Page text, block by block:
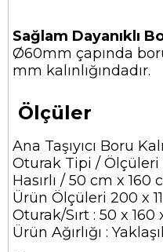
Sağlam Dayanıklı
Ø60mm çapında
mm kalınlığındadır.
Ölçüler
Ana Taşıyıcı Boru
Oturak Tipi /
Hasırlı / 50 cm x 160
Ürün Ölçüleri 200 x
Oturak/Sırt : 50 x 160
Ürün Ağırlığı :